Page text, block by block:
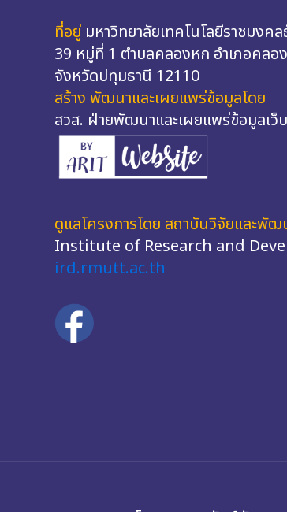
ที่อยู่ มหาวิทยาลัยเทคโนโลยีราชมงค
39 หมู่ที่ 1 ตำบลคลองหก อำเภอคลอ
จังหวัดปทุมธานี 12110
สร้าง พัฒนาและเผยแพร่ข้อมูลโดย
สวส. ฝ่ายพัฒนาและเผยแพร่ข้อมูลเว็
ดูแลโครงการโดย สถาบันวิจัยและพัฒ
Institute of Research and
ird.rmutt.ac.th